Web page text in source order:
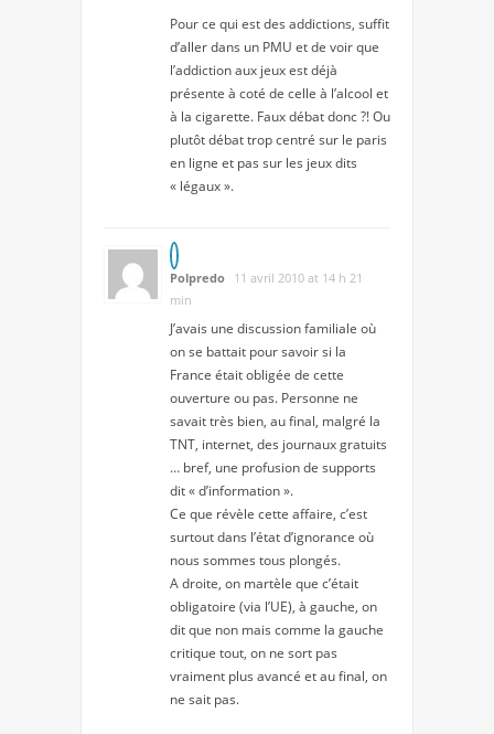
Pour ce qui est des addictions, suffit
d’aller dans un PMU et de voir que
l’addiction aux jeux est déjà
présente à coté de celle à l’alcool et
à la cigarette. Faux débat donc ?! Ou
plutôt débat trop centré sur le paris
en ligne et pas sur les jeux dits
« légaux ».
Polpredo 11 avril 2010 at 14 h 21
min
J’avais une discussion familiale où
on se battait pour savoir si la
France était obligée de cette
ouverture ou pas. Personne ne
savait très bien, au final, malgré la
TNT, internet, des journaux gratuits
… bref, une profusion de supports
dit « d’information ».
Ce que révèle cette affaire, c’est
surtout dans l’état d’ignorance où
nous sommes tous plongés.
A droite, on martèle que c’était
obligatoire (via l’UE), à gauche, on
dit que non mais comme la gauche
critique tout, on ne sort pas
vraiment plus avancé et au final, on
ne sait pas.